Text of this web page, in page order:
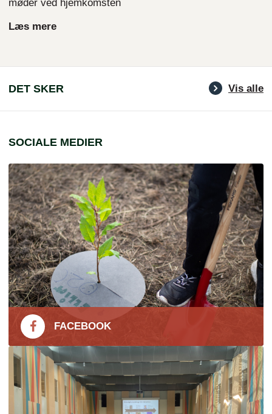
møder ved hjemkomsten
Læs mere
DET SKER Vis alle
SOCIALE MEDIER
FACEBOOK